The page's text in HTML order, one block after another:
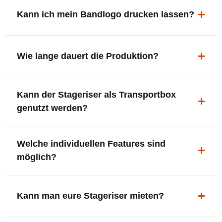
ergonomisch, sicher und gut sichtbar.
Kann ich mein Bandlogo drucken lassen?
deine Bühne, deine Marke.
Wie lange dauert die Produktion?
innerhalb Deutschlands kostenfrei.
Kann der Stageriser als Transportbox
genutzt werden?
oder Zubehör nutzen.
Welche individuellen Features sind
möglich?
XLR-Brücke / Schnittstelle
Setlist-Clip
Kann man eure Stageriser mieten?